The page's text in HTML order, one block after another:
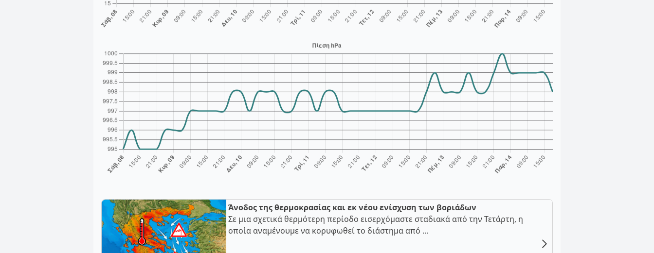
Άνοδος της θερμοκρασίας και εκ νέου ενίσχυση των βοριάδων
Σε μια σχετικά θερμότερη περίοδο εισερχόμαστε σταδιακά από την Τετάρτη, η
οποία αναμένουμε να κορυφωθεί το διάστημα από ...